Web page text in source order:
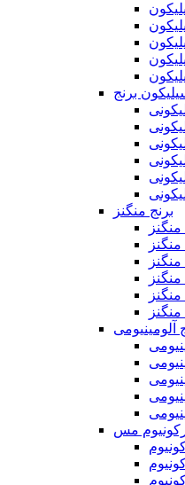
برنج
برنج منگنز
منگنز
منگنز
آلومینیومی
مس